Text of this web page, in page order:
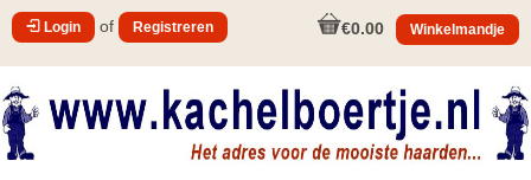
Login of Registreren €0.00 Winkelmandje